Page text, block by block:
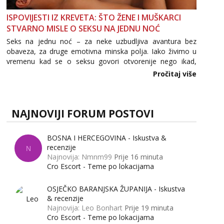
064/677-677- Kod: #142
tel:0,93€ - mob:1,12€ min
Mira
Razgovaram :)
Tel: 064/677-677 - Kod: #72
tel:0,93€ - mob:1,12€ min
Obavijesti me kada se oslobodi
ISPOVIJESTI IZ KREVETA: ŠTO ŽENE I MUŠKARCI
STVARNO MISLE O SEKSU NA JEDNU NOĆ
Seks na jednu noć – za neke uzbudljiva avantura bez
obaveza, za druge emotivna minska polja. Iako živimo u
vremenu kad se o seksu govori otvorenije nego ikad,
tema „jedne noći strasti“ i dalje izaziva burne rasprave. Što
Pročitaj više
NAJNOVIJI FORUM POSTOVI
N
BOSNA I HERCEGOVINA - Iskustva &
recenzije
Najnovija: Nmnm99 Prije 16 minuta
Cro Escort - Teme po lokacijama
OSJEČKO BARANJSKA ŽUPANIJA - Iskustva
& recenzije
Najnovija: Leo Bonhart Prije 19 minuta
Cro Escort - Teme po lokacijama